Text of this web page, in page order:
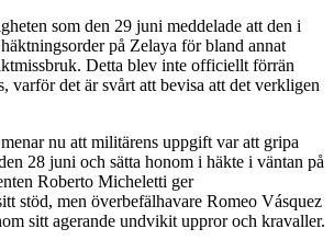
som den 29 juni meddelade att den i
på Zelaya för bland annat
Detta blev inte officiellt förrän
varför det är svårt att bevisa att det verkligen
nu att militärens uppgift var att gripa
28 juni och sätta honom i häkte i väntan på
Roberto Micheletti ger
stöd, men överbefälhavare Romeo Vásquez
sitt agerande undvikit uppror och kravaller.